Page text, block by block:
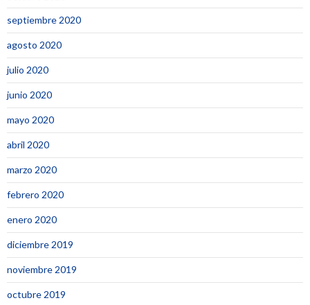
septiembre 2020
agosto 2020
julio 2020
junio 2020
mayo 2020
abril 2020
marzo 2020
febrero 2020
enero 2020
diciembre 2019
noviembre 2019
octubre 2019